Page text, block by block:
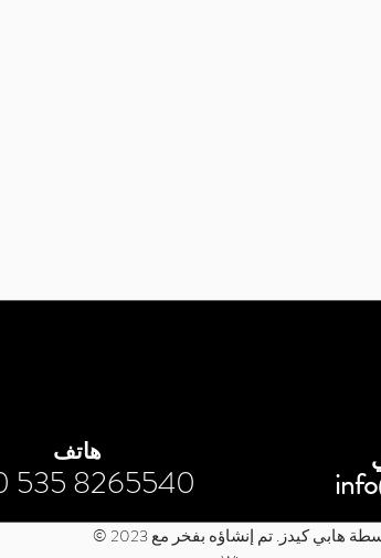
هاتف
535 8265540
بواسطة هابي كيدز. تم إنشاؤه بفخر مع